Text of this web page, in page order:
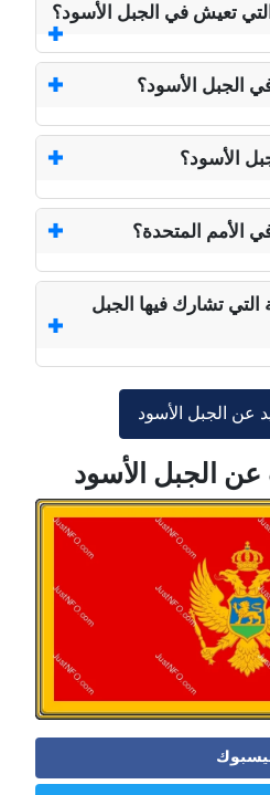
تعيش في الجبل الأسود؟
الجبل الأسود؟
الأسود؟
الأمم المتحدة؟
تشارك فيها الجبل
عن الجبل الأسود
الجبل الأسود